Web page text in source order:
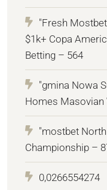
"Fresh
$1k+ Copa
Betting – 564
"gmina Nowa
Homes Masovian
"mostbet
Championship –
0,0266554274